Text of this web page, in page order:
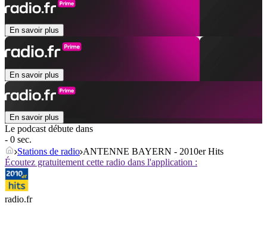
En savoir plus
En savoir plus
En savoir plus
Le podcast débute dans
- 0 sec.
Stations de radio ANTENNE BAYERN - 2010er Hits
Écoutez gratuitement cette radio dans l'application :
radio.fr